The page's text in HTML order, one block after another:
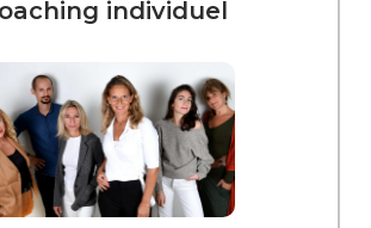
individuel